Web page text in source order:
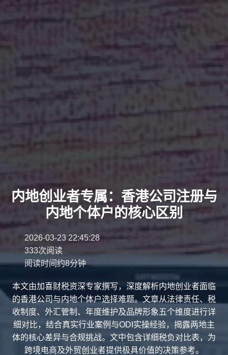
内地创业者专属：香港公司注册与
内地个体户的核心区别
2026-03-23 22:45:28
333次阅读
阅读时间约8分钟
本文由加喜财税资深专家撰写，深度解析内地创业者面临
的香港公司与内地个体户选择难题。文章从法律责任、税
收制度、外汇管制、年度维护及品牌形象五个维度进行详
细对比，结合真实行业案例与ODI实操经验，揭露两地主
体的核心差异与合规挑战。文中包含详细税负对比表，为
跨境电商及外贸创业者提供极具价值的决策参考。